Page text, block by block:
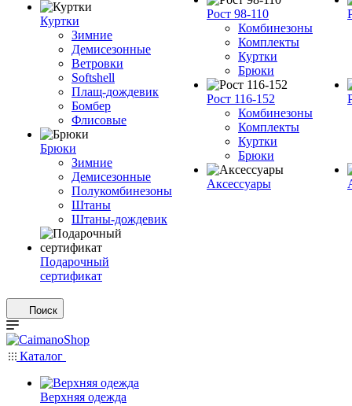
Куртки
Зимние
Демисезонные
Ветровки
Softshell
Плащ-дождевик
Бомбер
Флисовые
Брюки
Зимние
Демисезонные
Полукомбинезоны
Штаны
Штаны-дождевик
Подарочный
сертификат
Рост 98-110
Комбинезоны
Комплекты
Куртки
Брюки
Рост 116-152
Комбинезоны
Комплекты
Куртки
Брюки
Аксессуары
Поиск
Каталог
Верхняя одежда